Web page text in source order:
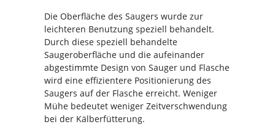
Die Oberfläche des Saugers wurde zur
leichteren Benutzung speziell behandelt.
Durch diese speziell behandelte
Saugeroberfläche und die aufeinander
abgestimmte Design von Sauger und Flasche
wird eine effizientere Positionierung des
Saugers auf der Flasche erreicht. Weniger
Mühe bedeutet weniger Zeitverschwendung
bei der Kälberfütterung.